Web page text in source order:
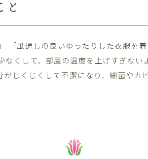
と
「風通しの良いゆったりした衣服を
くして、部屋の温度を上げすぎな
じくじくして不潔になり、細菌や